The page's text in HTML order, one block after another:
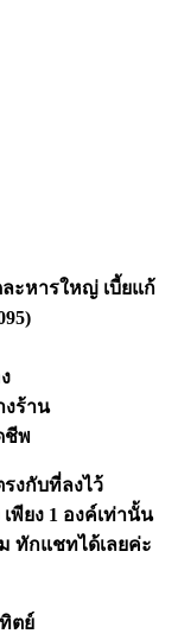
ะหารใหญ่ เบี้ยแก้
ร้าน
ชีพ
งกับที่ลงไว้
พียง 1 องค์เท่านั้น
ทักแชทได้เลยค่ะ
ตย์